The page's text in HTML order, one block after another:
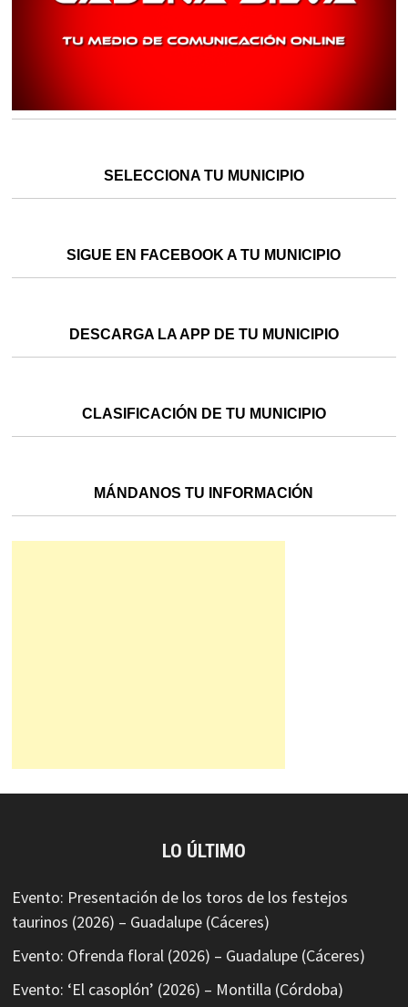
SELECCIONA TU MUNICIPIO
SIGUE EN FACEBOOK A TU MUNICIPIO
DESCARGA LA APP DE TU MUNICIPIO
CLASIFICACIÓN DE TU MUNICIPIO
MÁNDANOS TU INFORMACIÓN
LO ÚLTIMO
Evento: Presentación de los toros de los festejos
taurinos (2026) – Guadalupe (Cáceres)
Evento: Ofrenda floral (2026) – Guadalupe (Cáceres)
Evento: ‘El casoplón’ (2026) – Montilla (Córdoba)